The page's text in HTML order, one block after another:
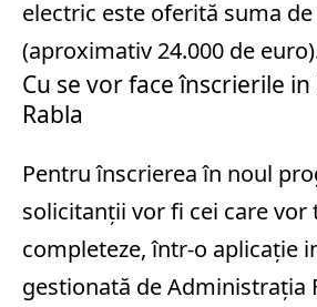
electric este oferită suma de
(aproximativ 24.000 de
Cu se vor face înscrierile
Rabla
Pentru înscrierea în noul
solicitanții vor fi cei care vor
completeze, într-o aplicație
gestionată de Administrația